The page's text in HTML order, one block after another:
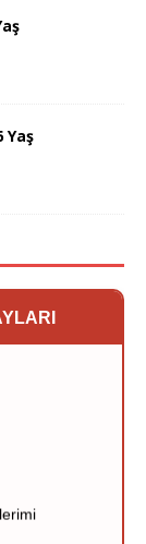
Yaş
şeyden